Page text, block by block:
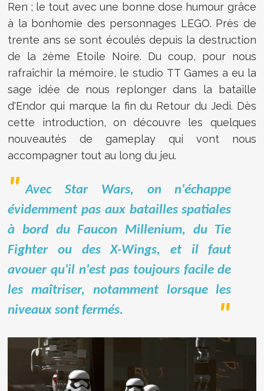
Ren ; le tout avec une bonne dose humour grâce
à la bonhomie des personnages LEGO. Près de
trente ans se sont écoulés depuis la destruction
de la 2ème Etoile Noire. Du coup, pour nous
rafraîchir la mémoire, le studio TT Games a eu la
sage idée de nous replonger dans la bataille
d'Endor qui marque la fin du Retour du Jedi. Dès
cette introduction, on découvre les quelques
nouveautés de gameplay qui vont nous
accompagner tout au long du jeu.
Avec Star Wars, on n'échappe
évidemment pas aux batailles spatiales
à bord du Faucon Millenium, du Tie
Fighter ou des X-Wings, et il faut
avouer qu'il n'est pas toujours facile de
les maîtriser, notamment lorsque les
niveaux sont fermés.